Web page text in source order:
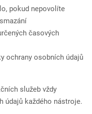
pokud nepovolíte
časových
ochrany osobních údajů
služeb vždy
údajů každého nástroje.